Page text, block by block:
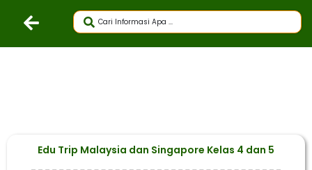
Edu Trip Malaysia dan Singapore Kelas 4 dan 5